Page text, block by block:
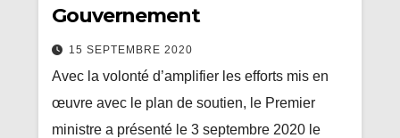
Gouvernement
15 SEPTEMBRE 2020
Avec la volonté d’amplifier les efforts mis en
œuvre avec le plan de soutien, le Premier
ministre a présenté le 3 septembre 2020 le